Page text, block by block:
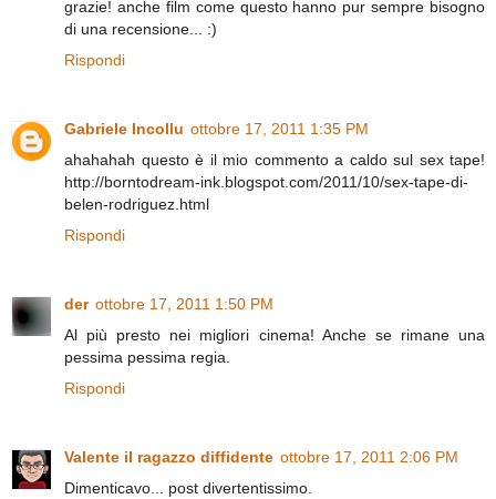
grazie! anche film come questo hanno pur sempre bisogno
di una recensione... :)
Rispondi
Gabriele Incollu ottobre 17, 2011 1:35 PM
ahahahah questo è il mio commento a caldo sul sex tape!
http://borntodream-ink.blogspot.com/2011/10/sex-tape-di-
belen-rodriguez.html
Rispondi
der ottobre 17, 2011 1:50 PM
Al più presto nei migliori cinema! Anche se rimane una
pessima pessima regia.
Rispondi
Valente il ragazzo diffidente ottobre 17, 2011 2:06 PM
Dimenticavo... post divertentissimo.